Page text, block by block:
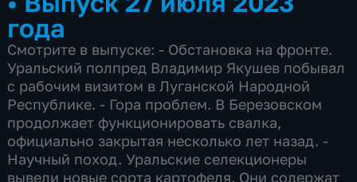
года
Смотрите в выпуске: - Обстановка на фронте.
Уральский полпред Владимир Якушев побывал
с рабочим визитом в Луганской Народной
Республике. - Гора проблем. В Березовском
продолжает функционировать свалка,
официально закрытая несколько лет назад. -
Научный поход. Уральские селекционеры
вывели новые сорта картофеля. Они содержат